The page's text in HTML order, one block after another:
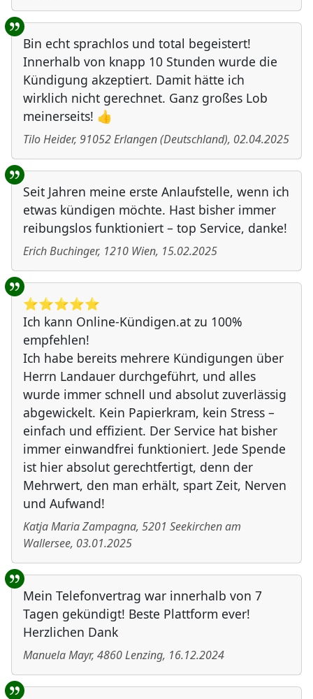
Bin echt sprachlos und total begeistert!
Innerhalb von knapp 10 Stunden wurde die
Kündigung akzeptiert. Damit hätte ich
wirklich nicht gerechnet. Ganz großes Lob
meinerseits! 👍
Tilo Heider, 91052Erlangen(Deutschland), 02.04.2025
Seit Jahren meine erste Anlaufstelle, wenn ich
etwas kündigen möchte. Hast bisher immer
reibungslos funktioniert – top Service, danke!
Erich Buchinger, 1210 Wien, 15.02.2025
⭐️⭐️⭐️⭐️⭐️
Ich kann Online-Kündigen.at zu 100%
empfehlen!
Ich habe bereits mehrere Kündigungen über
Herrn Landauer durchgeführt, und alles
wurde immer schnell und absolut zuverlässig
abgewickelt. Kein Papierkram, kein Stress –
einfach und effizient. Der Service hat bisher
immer einwandfrei funktioniert. Jede Spende
ist hier absolut gerechtfertigt, denn der
Mehrwert, den man erhält, spart Zeit, Nerven
und Aufwand!
Katja Maria Zampagna, 5201 Seekirchen am
Wallersee, 03.01.2025
Mein Telefonvertrag war innerhalb von 7
Tagen gekündigt! Beste Plattform ever!
Herzlichen Dank
Manuela Mayr, 4860Lenzing, 16.12.2024